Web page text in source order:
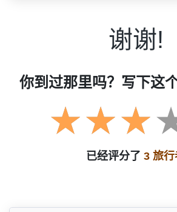
谢谢!
你到过那里吗？写下这
已经评分了 3 旅行